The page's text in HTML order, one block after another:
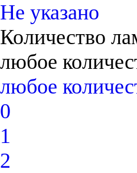
Не указано
Количество
любое
любое
0
1
2